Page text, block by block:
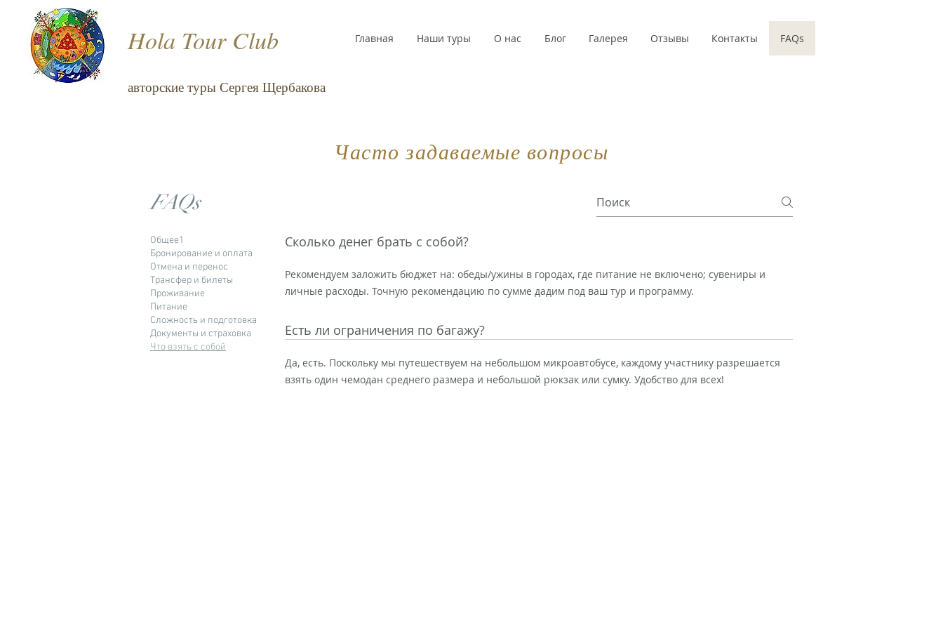
Hola Tour Club Главная Наши туры О нас Блог Галерея Отзывы Контакты FAQs
авторские туры Сергея Щербакова
Часто задаваемые вопросы
FAQs
Общее1
Бронирование и оплата
Отмена и перенос
Трансфер и билеты
Проживание
Питание
Сложность и подготовка
Документы и страховка
Что взять с собой
Сколько денег брать с собой?
Рекомендуем заложить бюджет на: обеды/ужины в городах, где питание не включено; сувениры и
личные расходы. Точную рекомендацию по сумме дадим под ваш тур и программу.
Есть ли ограничения по багажу?
Да, есть. Поскольку мы путешествуем на небольшом микроавтобусе, каждому участнику разрешается
взять один чемодан среднего размера и небольшой рюкзак или сумку. Удобство для всех!